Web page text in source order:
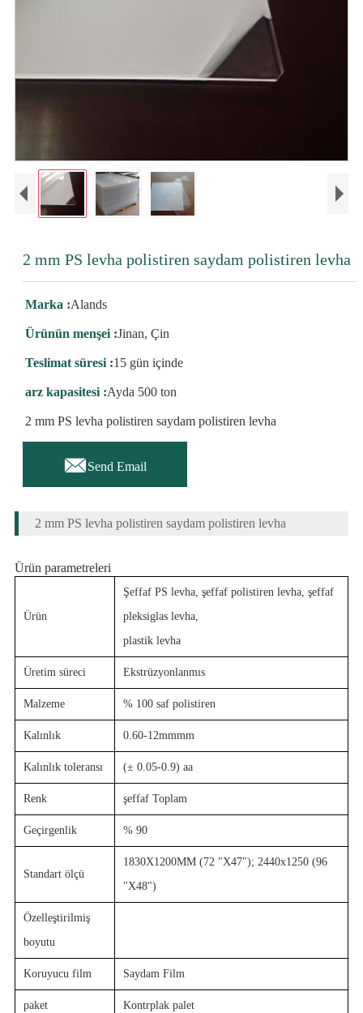
2 mm PS levha polistiren saydam polistiren levha
Marka :Alands
Ürünün menşei :Jinan, Çin
Teslimat süresi :15 gün içinde
arz kapasitesi :Ayda 500 ton
2 mm PS levha polistiren saydam polistiren levha
Send Email
2 mm PS levha polistiren saydam polistiren levha
Ürün parametreleri
Ürün
Şeffaf PS levha, şeffaf polistiren levha, şeffaf
pleksiglas levha,
plastik levha
Üretim süreci Ekstrüzyonlanmıs
Malzeme % 100 saf polistiren
Kalınlık 0.60-12mmmm
Kalınlık toleransı (± 0.05-0.9) aa
Renk şeffaf Toplam
Geçirgenlik % 90
Standart ölçü
1830X1200MM (72 "X47"); 2440x1250 (96
"X48")
Özelleştirilmiş
boyutu
Koruyucu film Saydam Film
paket Kontrplak palet